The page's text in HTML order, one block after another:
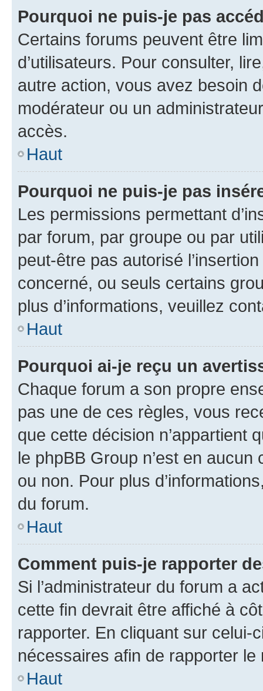
Pourquoi ne puis-je pas
Certains forums peuvent être
d’utilisateurs. Pour consulter,
autre action, vous avez besoin
modérateur ou un
accès.
Haut
Pourquoi ne puis-je pas
Les permissions permettant
par forum, par groupe ou par
peut-être pas autorisé
concerné, ou seuls certains
plus d’informations, veuillez
Haut
Pourquoi ai-je reçu un
Chaque forum a son propre
pas une de ces règles, vous
que cette décision n’appartient
le phpBB Group n’est en
ou non. Pour plus
du forum.
Haut
Comment puis-je rapporter
Si l’administrateur du forum a
cette fin devrait être affiché à
rapporter. En cliquant sur
nécessaires afin de rapporter le
Haut